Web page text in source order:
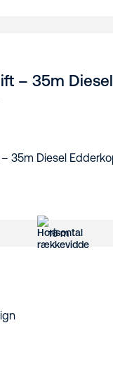
– 35m Diesel
16 m